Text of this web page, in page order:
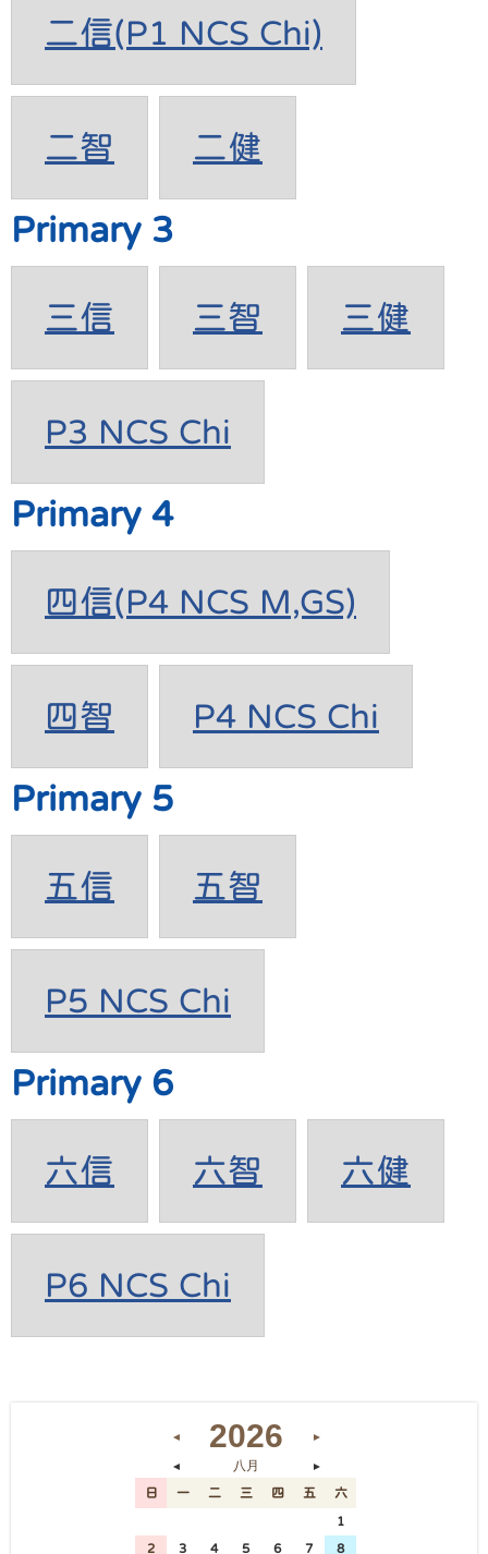
二信(P1 NCS Chi)
二智 二健
Primary 3
三信 三智 三健
P3 NCS Chi
Primary 4
四信(P4 NCS M,GS)
四智 P4 NCS Chi
Primary 5
五信 五智
P5 NCS Chi
Primary 6
六信 六智 六健
P6 NCS Chi
◄ 2026 ►
◄ 八月 ►
日 一 二 三 四 五 六
1
2 3 4 5 6 7 8